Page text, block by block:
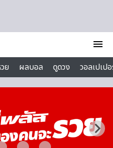
menu
ย ผลบอล ดูดวง
วอลเปเป